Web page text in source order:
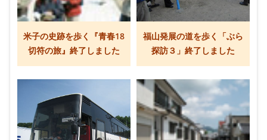
米子の史跡を歩く『青春18
切符の旅』終了しました
福山発展の道を歩く「ぶら
探訪３」終了しました